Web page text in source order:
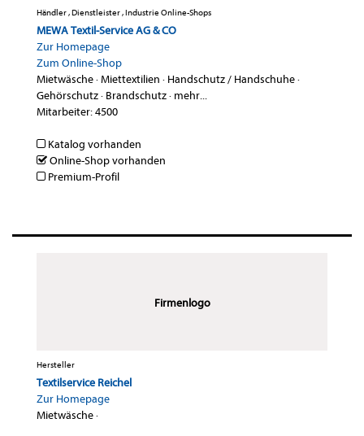
Händler , Dienstleister , Industrie Online-Shops
MEWA Textil-Service AG & CO
Zur Homepage
Zum Online-Shop
Mietwäsche·Miettextilien · Handschutz / Handschuhe·
Gehörschutz· Brandschutz· mehr...
Mitarbeiter: 4500
Katalog vorhanden
Online-Shop vorhanden
Premium-Profil
Firmenlogo
Hersteller
Textilservice Reichel
Zur Homepage
Mietwäsche·